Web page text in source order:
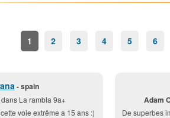
1 2 3 4 5 6
- spain
dans La rambla 9a+
voie extrême a 15 ans :)
Adam
De superbes